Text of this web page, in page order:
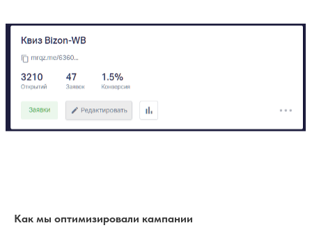
Как мы оптимизировали кампании